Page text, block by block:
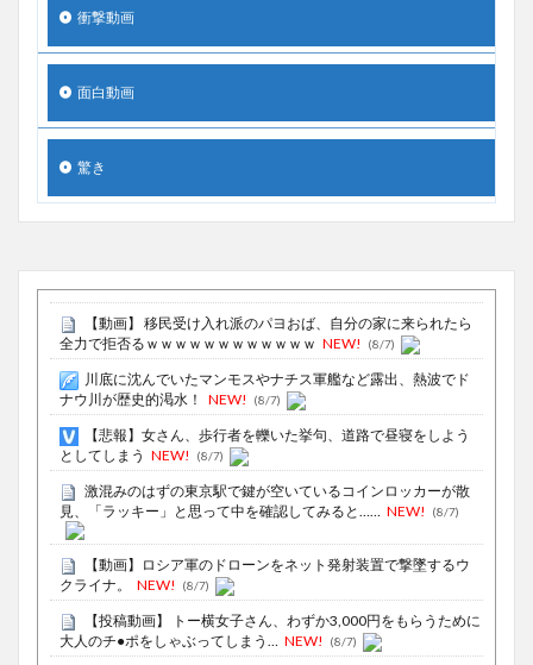
衝撃動画
面白動画
驚き
【動画】 移民受け入れ派のパヨおば、自分の家に来られたら
全力で拒否るｗｗｗｗｗｗｗｗｗｗｗｗ NEW! (8/7)
川底に沈んでいたマンモスやナチス軍艦など露出、熱波でド
ナウ川が歴史的渇水！
NEW! (8/7)
【悲報】女さん、歩行者を轢いた挙句、道路で昼寝をしよう
としてしまう NEW! (8/7)
激混みのはずの東京駅で鍵が空いているコインロッカーが散
見、「ラッキー」と思って中を確認してみると…… NEW! (8/7)
【動画】ロシア軍のドローンをネット発射装置で撃墜するウ
クライナ。
NEW! (8/7)
【投稿動画】 トー横女子さん、わずか3,000円をもらうために
大人のチ●ポをしゃぶってしまう…
NEW! (8/7)